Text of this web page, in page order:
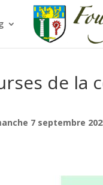
de
7 septembre